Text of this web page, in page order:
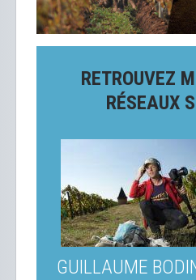
RETROUVEZ
RÉSEAUX
GUILLAUME